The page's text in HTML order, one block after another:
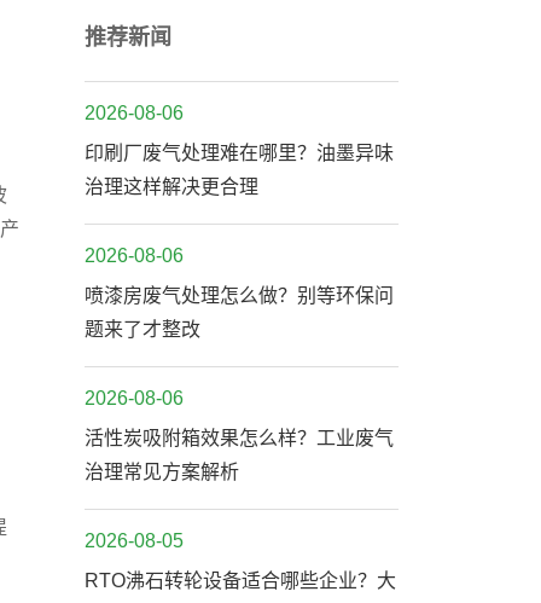
推荐新闻
2026-08-06
印刷厂废气处理难在哪里？油墨异味
治理这样解决更合理
2026-08-06
喷漆房废气处理怎么做？别等环保问
题来了才整改
2026-08-06
活性炭吸附箱效果怎么样？工业废气
治理常见方案解析
2026-08-05
RTO沸石转轮设备适合哪些企业？大